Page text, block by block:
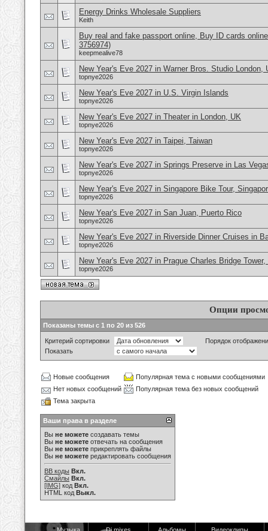
Energy Drinks Wholesale Suppliers
Keith
Buy real and fake passport online, Buy ID cards
3756974)
keepmealive78
New Year's Eve 2027 in Warner Bros. Studio London,
topnye2026
New Year's Eve 2027 in U.S. Virgin Islands
topnye2026
New Year's Eve 2027 in Theater in London, UK
topnye2026
New Year's Eve 2027 in Taipei, Taiwan
topnye2026
New Year's Eve 2027 in Springs Preserve in Las
topnye2026
New Year's Eve 2027 in Singapore Bike Tour,
topnye2026
New Year's Eve 2027 in San Juan, Puerto Rico
topnye2026
New Year's Eve 2027 in Riverside Dinner Cruises in
topnye2026
New Year's Eve 2027 in Prague Charles Bridge
topnye2026
Опции
Показаны темы с 1 по 20 из 526
Критерий сортировки
Порядок
Показать
Новые сообщения
Популярная тема с новыми сообщениями
Нет новых сообщений
Популярная тема без новых сообщений
Тема закрыта
Ваши права в разделе
Вы не можете создавать темы
Вы не можете отвечать на сообщения
Вы не можете прикреплять файлы
Вы не можете редактировать сообщения
BB коды Вкл.
Смайлы Вкл.
[IMG] код Вкл.
HTML код Выкл.